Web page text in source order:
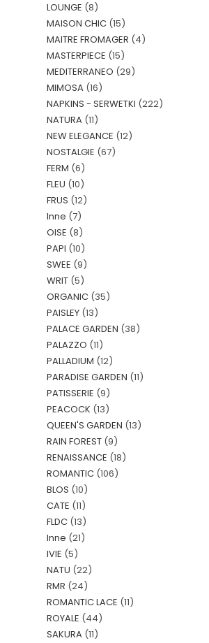
LOUNGE (8)
MAISON CHIC (15)
MAITRE FROMAGER (4)
MASTERPIECE (15)
MEDITERRANEO (29)
MIMOSA (16)
NAPKINS - SERWETKI (222)
NATURA (11)
NEW ELEGANCE (12)
NOSTALGIE (67)
FERM (6)
FLEU (10)
FRUS (12)
Inne (7)
OISE (8)
PAPI (10)
SWEE (9)
WRIT (5)
ORGANIC (35)
PAISLEY (13)
PALACE GARDEN (38)
PALAZZO (11)
PALLADIUM (12)
PARADISE GARDEN (11)
PATISSERIE (9)
PEACOCK (13)
QUEEN'S GARDEN (13)
RAIN FOREST (9)
RENAISSANCE (18)
ROMANTIC (106)
BLOS (10)
CATE (11)
FLDC (13)
Inne (21)
IVIE (5)
NATU (22)
RMR (24)
ROMANTIC LACE (11)
ROYALE (44)
SAKURA (11)